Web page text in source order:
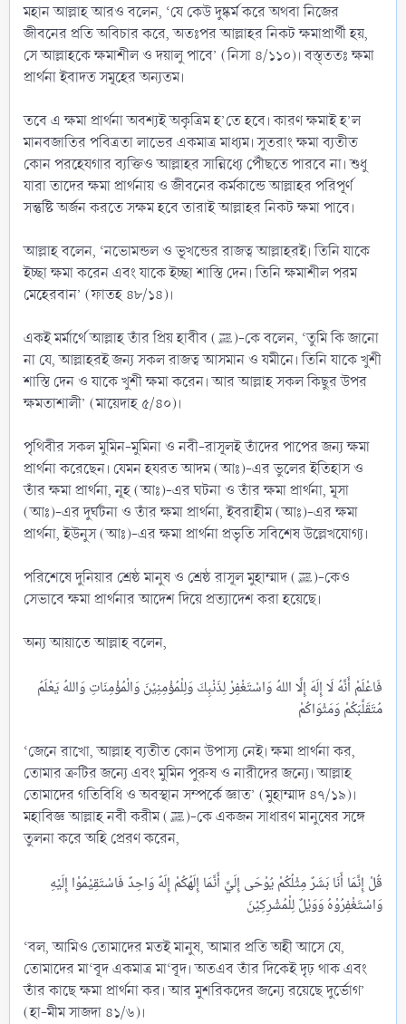
মহান আল্লাহ আরও বলেন, ‘যে কেউ দুষ্কর্ম করে অথবা নিজের
জীবনের প্রতি অবিচার করে, অতঃপর আল্লাহর নিকট ক্ষমাপ্রার্থী হয়,
সে আল্লাহকে ক্ষমাশীল ও দয়ালু পাবে’ (নিসা ৪/১১০)। বস্ত্ততঃ ক্ষমা
প্রার্থনা ইবাদত সমূহের অন্যতম।
তবে এ ক্ষমা প্রার্থনা অবশ্যই অকৃত্রিম হ’তে হবে। কারণ ক্ষমাই হ’ল
মানবজাতির পবিত্রতা লাভের একমাত্র মাধ্যম। সুতরাং ক্ষমা ব্যতীত
কোন পরহেযগার ব্যক্তিও আল্লাহর সান্নিধ্যে পৌঁছতে পারবে না। শুধু
যারা তাদের ক্ষমা প্রার্থনায় ও জীবনের কর্মকান্ডে আল্লাহর পরিপূর্ণ
সন্তুষ্টি অর্জন করতে সক্ষম হবে তারাই আল্লাহর নিকট ক্ষমা পাবে।
আল্লাহ বলেন, ‘নভোমন্ডল ও ভূখন্ডের রাজত্ব আল্লাহরই। তিনি যাকে
ইচ্ছা ক্ষমা করেন এবং যাকে ইচ্ছা শাস্তি দেন। তিনি ক্ষমাশীল পরম
মেহেরবান’ (ফাতহ ৪৮/১৪)।
একই মর্মার্থে আল্লাহ তাঁর প্রিয় হাবীব (ﷺ)-কে বলেন, ‘তুমি কি জানো
না যে, আল্লাহরই জন্য সকল রাজত্ব আসমান ও যমীনে। তিনি যাকে খুশী
শাস্তি দেন ও যাকে খুশী ক্ষমা করেন। আর আল্লাহ সকল কিছুর উপর
ক্ষমতাশালী’ (মায়েদাহ ৫/৪০)।
পৃথিবীর সকল মুমিন-মুমিনা ও নবী-রাসূলই তাঁদের পাপের জন্য ক্ষমা
প্রার্থনা করেছেন। যেমন হযরত আদম (আঃ)-এর ভুলের ইতিহাস ও
তাঁর ক্ষমা প্রার্থনা, নূহ (আঃ)-এর ঘটনা ও তাঁর ক্ষমা প্রার্থনা, মূসা
(আঃ)-এর দুর্ঘটনা ও তাঁর ক্ষমা প্রার্থনা, ইবরাহীম (আঃ)-এর ক্ষমা
প্রার্থনা, ইউনুস (আঃ)-এর ক্ষমা প্রার্থনা প্রভৃতি সবিশেষ উল্লেখযোগ্য।
পরিশেষে দুনিয়ার শ্রেষ্ঠ মানুষ ও শ্রেষ্ঠ রাসূল মুহাম্মাদ (ﷺ)-কেও
সেভাবে ক্ষমা প্রার্থনার আদেশ দিয়ে প্রত্যাদেশ করা হয়েছে।
অন্য আয়াতে আল্লাহ বলেন,
فَاعْلَمْ أَنَّهُ لَا إِلَهَ إِلَّا اللهُ وَاسْتَغْفِرْ لِذَنْبِكَ وَلِلْمُؤْمِنِيْنَ وَالْمُؤْمِنَاتِ وَاللهُ يَعْلَمُ
‘জেনে রাখো, আল্লাহ ব্যতীত কোন উপাস্য নেই। ক্ষমা প্রার্থনা কর,
তোমার ত্রুটির জন্যে এবং মুমিন পুরুষ ও নারীদের জন্যে। আল্লাহ
তোমাদের গতিবিধি ও অবস্থান সম্পর্কে জ্ঞাত’ (মুহাম্মাদ ৪৭/১৯)।
মহাবিজ্ঞ আল্লাহ নবী করীম (ﷺ)-কে একজন সাধারণ মানুষের সঙ্গে
তুলনা করে অহি প্রেরণ করেন,
قُلْ إِنَّمَا أَنَا بَشَرٌ مِثْلُكُمْ يُوْحَى إِلَيَّ أَنَّمَا إِلَهُكُمْ إِلَهٌ وَاحِدٌ فَاسْتَقِيْمُوْا إِلَيْهِ
‘বল, আমিও তোমাদের মতই মানুষ, আমার প্রতি অহী আসে যে,
তোমাদের মা‘বূদ একমাত্র মা‘বূদ। অতএব তাঁর দিকেই দৃঢ় থাক এবং
তাঁর কাছে ক্ষমা প্রার্থনা কর। আর মুশরিকদের জন্যে রয়েছে দুর্ভোগ’
(হা-মীম সাজদা ৪১/৬)।